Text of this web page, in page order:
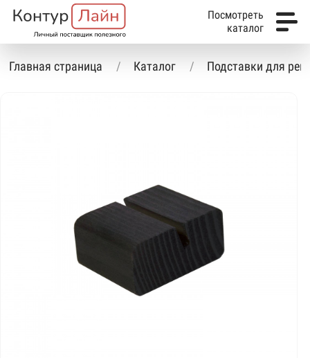
Посмотреть
каталог
Главная страница Каталог Подставки для